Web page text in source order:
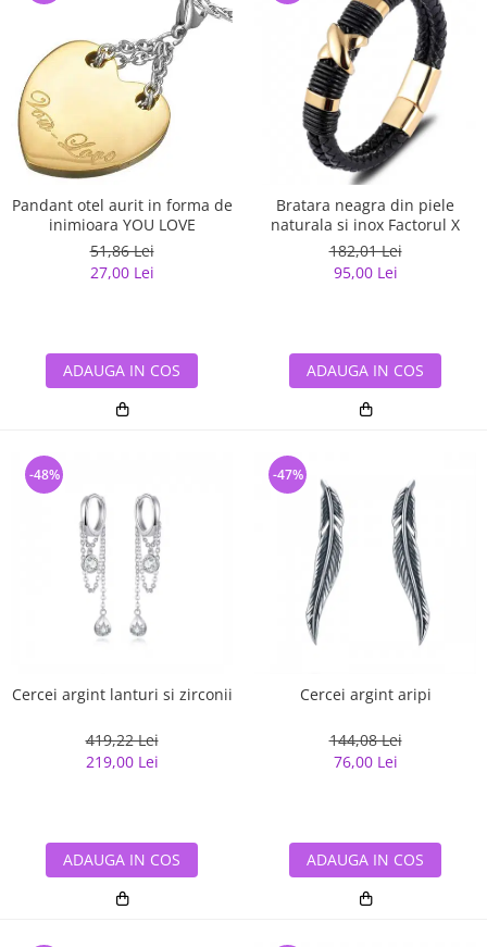
Pandant otel aurit in forma de
inimioara YOU LOVE
51,86 Lei
27,00 Lei
ADAUGA IN COS
Bratara neagra din piele
naturala si inox Factorul X
182,01 Lei
95,00 Lei
ADAUGA IN COS
Cercei argint lanturi si zirconii
419,22 Lei
219,00 Lei
-48%
ADAUGA IN COS
Cercei argint aripi
144,08 Lei
76,00 Lei
-47%
ADAUGA IN COS